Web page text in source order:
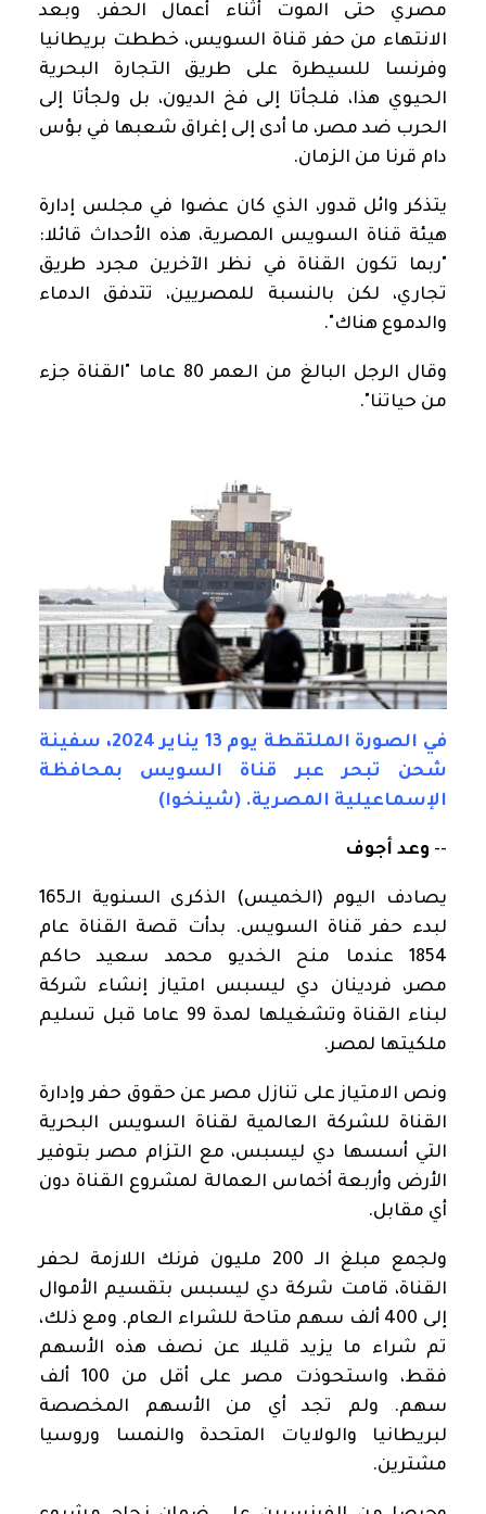
مصري حتى الموت أثناء أعمال الحفر. وبعد
الانتهاء من حفر قناة السويس، خططت بريطانيا
وفرنسا للسيطرة على طريق التجارة البحرية
الحيوي هذا، فلجأتا إلى فخ الديون، بل ولجأتا إلى
الحرب ضد مصر، ما أدى إلى إغراق شعبها في بؤس
دام قرنا من الزمان.
يتذكر وائل قدور، الذي كان عضوا في مجلس إدارة
هيئة قناة السويس المصرية، هذه الأحداث قائلا:
"ربما تكون القناة في نظر الآخرين مجرد طريق
تجاري، لكن بالنسبة للمصريين، تتدفق الدماء
والدموع هناك".
وقال الرجل البالغ من العمر 80 عاما "القناة جزء
من حياتنا".
في الصورة الملتقطة يوم 13 يناير 2024، سفينة
شحن تبحر عبر قناة السويس بمحافظة
الإسماعيلية المصرية. (شينخوا)
-- وعد أجوف
يصادف اليوم (الخميس) الذكرى السنوية الـ165
لبدء حفر قناة السويس. بدأت قصة القناة عام
1854 عندما منح الخديو محمد سعيد حاكم
مصر، فردينان دي ليسبس امتياز إنشاء شركة
لبناء القناة وتشغيلها لمدة 99 عاما قبل تسليم
ملكيتها لمصر.
ونص الامتياز على تنازل مصر عن حقوق حفر وإدارة
القناة للشركة العالمية لقناة السويس البحرية
التي أسسها دي ليسبس، مع التزام مصر بتوفير
الأرض وأربعة أخماس العمالة لمشروع القناة دون
أي مقابل.
ولجمع مبلغ الـ 200 مليون فرنك اللازمة لحفر
القناة، قامت شركة دي ليسبس بتقسيم الأموال
إلى 400 ألف سهم متاحة للشراء العام. ومع ذلك،
تم شراء ما يزيد قليلا عن نصف هذه الأسهم
فقط، واستحوذت مصر على أقل من 100 ألف
سهم. ولم تجد أي من الأسهم المخصصة
لبريطانيا والولايات المتحدة والنمسا وروسيا
مشترين.